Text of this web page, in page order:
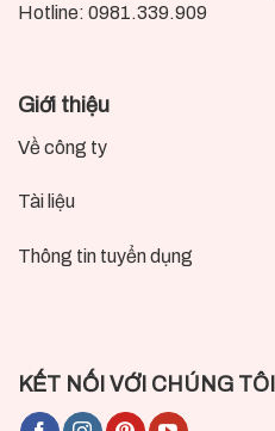
Hotline: 0981.339.909
Giới thiệu
Về công ty
Tài liệu
Thông tin tuyển dụng
KẾT NỐI VỚI CHÚNG TÔI